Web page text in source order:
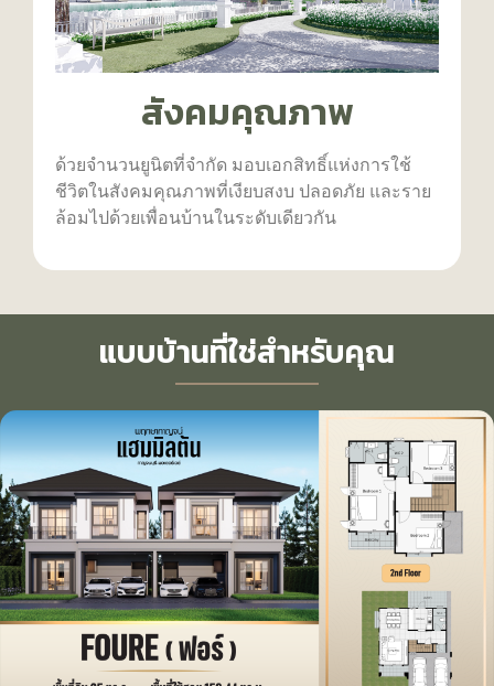
สังคมคุณภาพ
ด้วยจำนวนยูนิตที่จำกัด มอบเอกสิทธิ์แห่งการใช้
ชีวิตในสังคมคุณภาพที่เงียบสงบ ปลอดภัย และราย
ล้อมไปด้วยเพื่อนบ้านในระดับเดียวกัน
แบบบ้านที่ใช่สำหรับคุณ